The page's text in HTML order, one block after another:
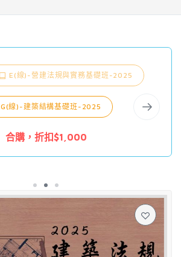
E(線)-營建法規與實務基礎班-2025
G(線)-建築結構基礎班-2025
合購，折扣$1,000